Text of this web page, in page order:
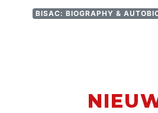
BISAC: BIOGRAPHY &